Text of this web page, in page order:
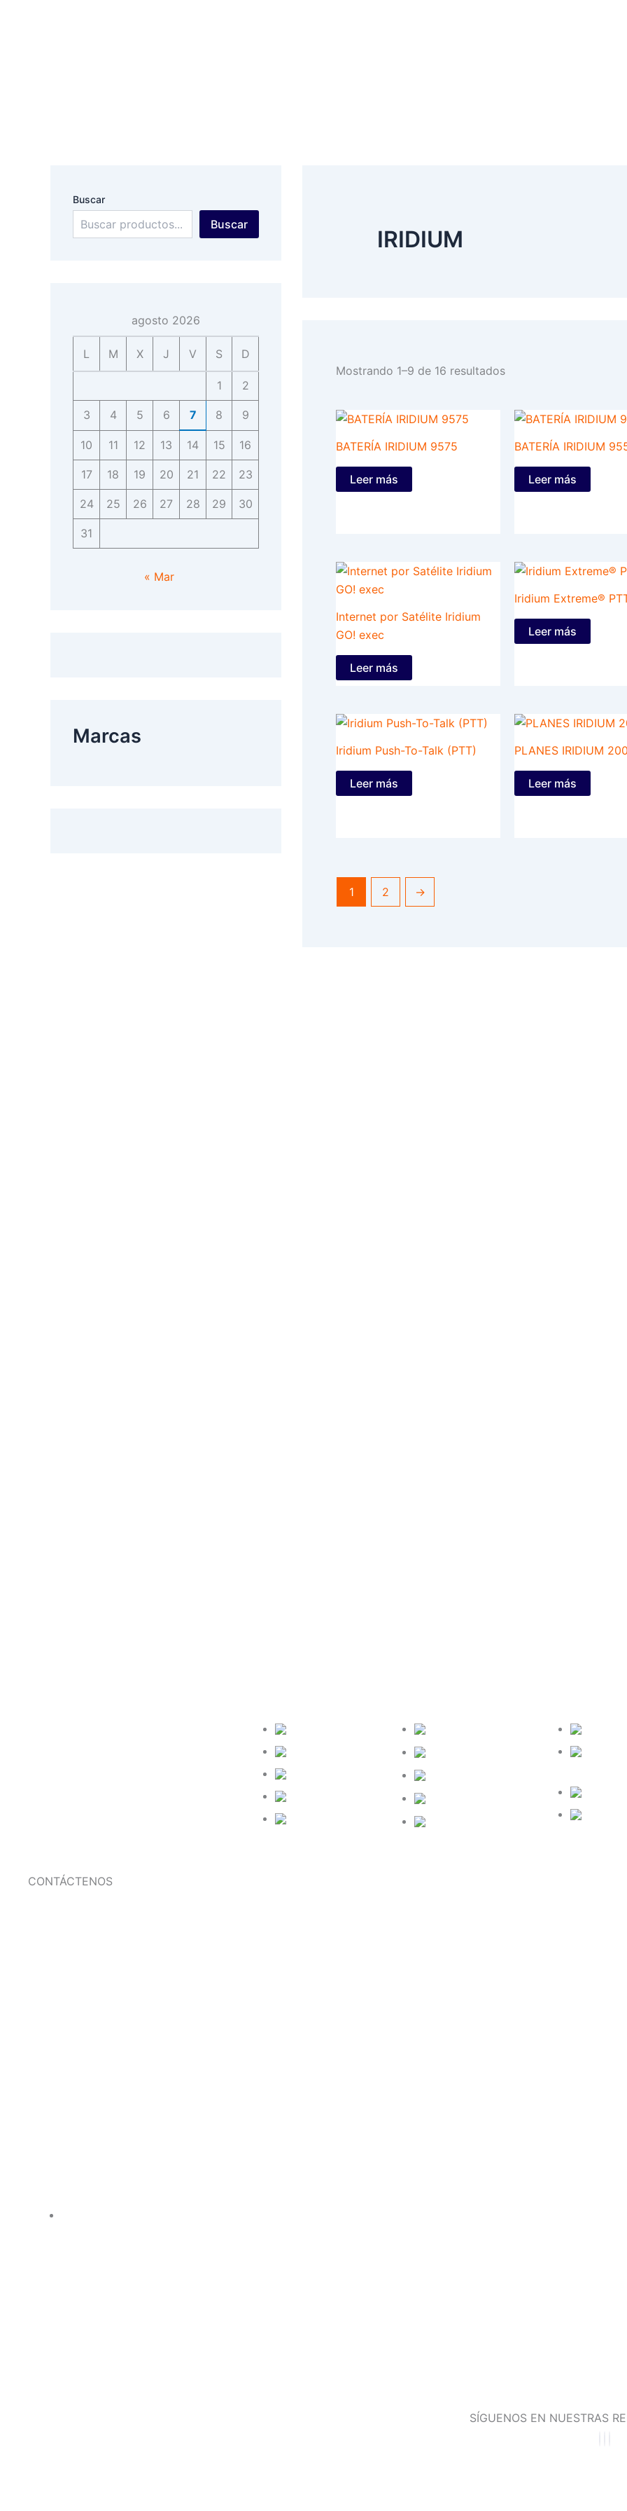
Buscar
Buscar
agosto 2026
L M X J V S D
1 2
3 4 5 6 7 8 9
10 11 12 13 14 15 16
17 18 19 20 21 22 23
24 25 26 27 28 29 30
31
« Mar
Marcas
IRIDIUM
Mostrando 1–9 de 16 resultados
BATERÍA IRIDIUM 9575
Leer más
BATERÍA IRIDIUM
Leer más
Internet por Satélite Iridium
GO! exec
Leer más
Iridium Extreme®
Leer más
Iridium Push-To-Talk (PTT)
Leer más
PLANES IRIDIUM 200
Leer más
1 2 →
Argentina
Chile
Colombia
Perú
Panamá
El Salvador
Guatemala
Honduras
Nicaragua
Costa Rica
México
Estados
Reino
España
CONTÁCTENOS
SÍGUENOS EN NUESTRAS